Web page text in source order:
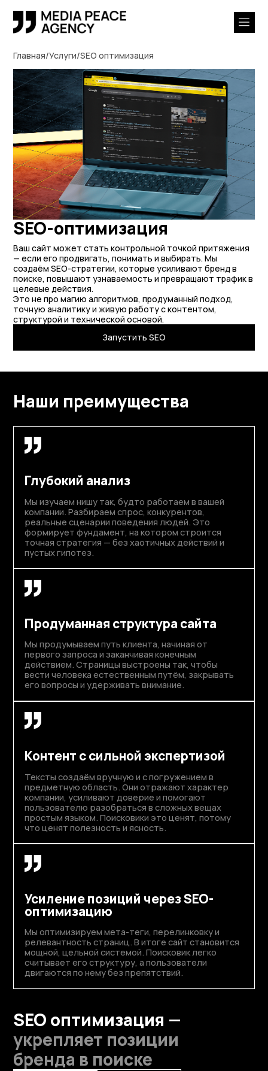
Главная/Услуги/SEO оптимизация
SEO-оптимизация
Ваш сайт может стать контрольной точкой притяжения
— если его продвигать, понимать и выбирать. Мы
создаём SEO-стратегии, которые усиливают бренд в
поиске, повышают узнаваемость и превращают трафик в
целевые действия.
Это не про магию алгоритмов, продуманный подход,
точную аналитику и живую работу с контентом,
структурой и технической основой.
Запустить SEO
Наши преимущества
Глубокий анализ
Мы изучаем нишу так, будто работаем в вашей
компании. Разбираем спрос, конкурентов,
реальные сценарии поведения людей. Это
формирует фундамент, на котором строится
точная стратегия — без хаотичных действий и
пустых гипотез.
Продуманная структура сайта
Мы продумываем путь клиента, начиная от
первого запроса и заканчивая конечным
действием. Страницы выстроены так, чтобы
вести человека естественным путём, закрывать
его вопросы и удерживать внимание.
Контент с сильной экспертизой
Тексты создаём вручную и с погружением в
предметную область. Они отражают характер
компании, усиливают доверие и помогают
пользователю разобраться в сложных вещах
простым языком. Поисковики это ценят, потому
что ценят полезность и ясность.
Усиление позиций через SEO-
оптимизацию
Мы оптимизируем мета-теги, перелинковку и
релевантность страниц. В итоге сайт становится
мощной, цельной системой. Поисковик легко
считывает его структуру, а пользователи
двигаются по нему без препятствий.
SEO оптимизация —
укрепляет позиции
бренда в поиске